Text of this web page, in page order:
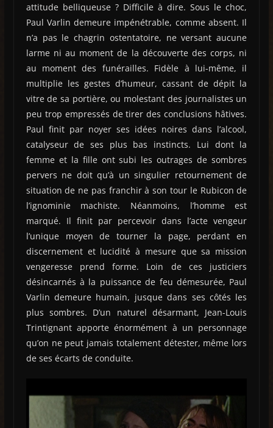
attitude belliqueuse ? Difficile à dire. Sous le choc,
Paul Varlin demeure impénétrable, comme absent. Il
n’a pas le chagrin ostentatoire, ne versant aucune
larme ni au moment de la découverte des corps, ni
au moment des funérailles. Fidèle à lui-même, il
multiplie les gestes d’humeur, cassant de dépit la
vitre de sa portière, ou molestant des journalistes un
peu trop empressés de tirer des conclusions hâtives.
Paul finit par noyer ses idées noires dans l’alcool,
catalyseur de ses plus bas instincts. Lui dont la
femme et la fille ont subi les outrages de sombres
pervers ne doit qu’à un singulier retournement de
situation de ne pas franchir à son tour le Rubicon de
l’ignominie machiste. Néanmoins, l’homme est
marqué. Il finit par percevoir dans l’acte vengeur
l’unique moyen de tourner la page, perdant en
discernement et lucidité à mesure que sa mission
vengeresse prend forme. Loin de ces justiciers
désincarnés à la puissance de feu démesurée, Paul
Varlin demeure humain, jusque dans ses côtés les
plus sombres. D’un naturel désarmant, Jean-Louis
Trintignant apporte énormément à un personnage
qu’on ne peut jamais totalement détester, même lors
de ses écarts de conduite.